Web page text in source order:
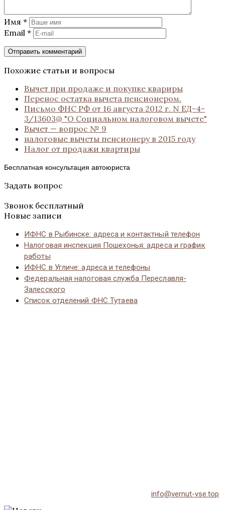
Имя *
Email *
Похожие статьи и вопросы
Вычет при продаже и покупке квариры
Перенос остатка вычета пенсионером.
Письмо ФНС РФ от 16 августа 2012 г. N ЕД-4-
3/13603@ "О Социальном налоговом вычете"
Вычет — вопрос № 9
налоговые вычеты пенсионеру в 2015 году
Налог от продажи квартиры
Бесплатная консультация автоюриста
Задать вопрос
Звонок бесплатный
Новые записи
ИФНС в Рыбинске: адреса и контактный телефон
Налоговая инспекция Пошехонья: адреса и график
работы
ИФНС в Угличе: адреса и телефоны
Федеральная налоговая служба Переславля-
Залесского
Список отделений ФНС Тутаева
info@vernut-vse.top